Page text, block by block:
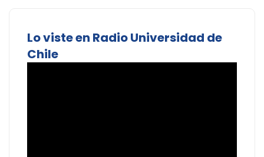
Lo viste en Radio Universidad de
Chile